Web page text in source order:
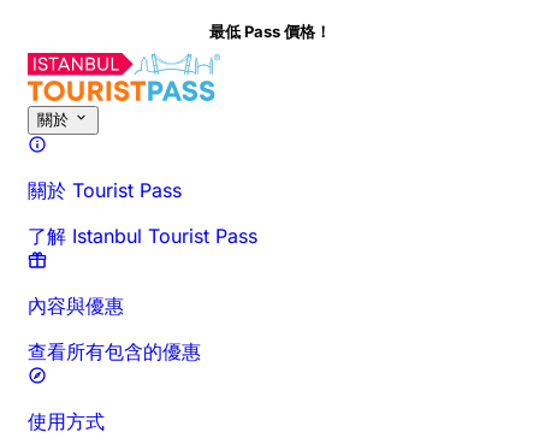
最低 Pass 價格！
關於
關於 Tourist Pass
了解 Istanbul Tourist Pass
內容與優惠
查看所有包含的優惠
使用方式